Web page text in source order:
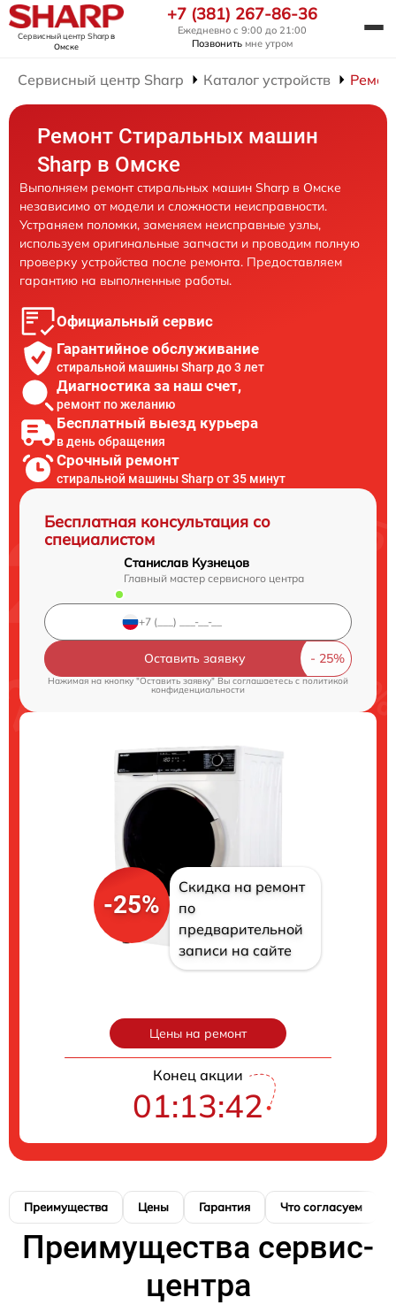
Сервисный центр Sharpв
Омске
+7 (381) 267-86-36
Ежедневно с 9:00 до 21:00
Позвонить мне утром
Сервисный центр Sharp Каталог устройств
Ремонт Стиральных машин
Sharp в Омске
Выполняем ремонт стиральных машин Sharp в Омске
независимо от модели и сложности неисправности.
Устраняем поломки, заменяем неисправные узлы,
используем оригинальные запчасти и проводим полную
проверку устройства после ремонта. Предоставляем
гарантию на выполненные работы.
Официальный сервис
Гарантийное обслуживание
стиральной машины Sharp до 3 лет
Диагностика за наш счет,
ремонт по желанию
Бесплатный выезд курьера
в день обращения
Срочный ремонт
стиральной машины Sharp от 35 минут
Бесплатная консультация со
специалистом
Станислав Кузнецов
Главный мастер сервисного центра
Оставить заявку
Нажимая на кнопку "Оставить заявку" Вы соглашаетесь cполитикой
конфиденциальности
-25%
Скидка на ремонт
по
предварительной
записи на сайте
Цены на ремонт
Конец акции
01:13:40
Преимущества Цены Гарантия Что согласуем
Преимущества сервис-
центра